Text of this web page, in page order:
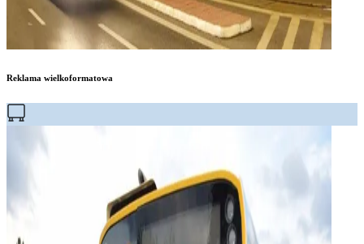
Reklama wielkoformatowa